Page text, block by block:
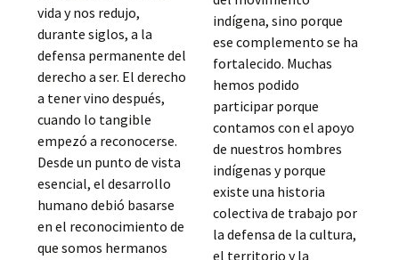
vida y nos redujo,
durante siglos, a la
defensa permanente del
derecho a ser. El derecho
a tener vino después,
cuando lo tangible
empezó a reconocerse.
Desde un punto de vista
esencial, el desarrollo
humano debió basarse
en el reconocimiento de
que somos hermanos
indígena, sino porque
ese complemento se ha
fortalecido. Muchas
hemos podido
participar porque
contamos con el apoyo
de nuestros hombres
indígenas y porque
existe una historia
colectiva de trabajo por
la defensa de la cultura,
el territorio y la